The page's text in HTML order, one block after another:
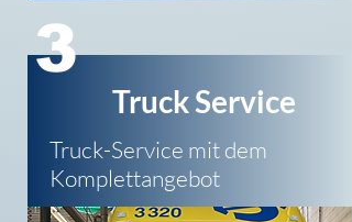
Truck Service
Truck-Service mit dem
Komplettangebot
3